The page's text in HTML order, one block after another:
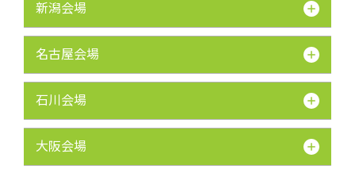
新潟会場
名古屋会場
石川会場
大阪会場